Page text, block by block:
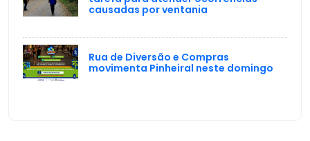
causadas por ventania
Rua de Diversão e Compras
movimenta Pinheiral neste domingo